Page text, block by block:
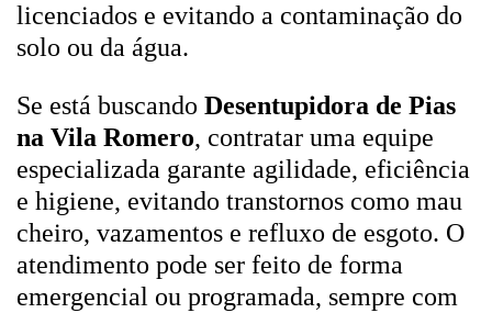
licenciados e evitando a contaminação do
solo ou da água.
Se está buscando Desentupidora de Pias
na Vila Romero, contratar uma equipe
especializada garante agilidade, eficiência
e higiene, evitando transtornos como mau
cheiro, vazamentos e refluxo de esgoto. O
atendimento pode ser feito de forma
emergencial ou programada, sempre com